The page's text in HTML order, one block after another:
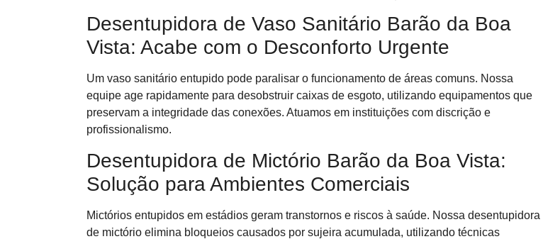
Desentupidora de Vaso Sanitário Barão da Boa
Vista: Acabe com o Desconforto Urgente
Um vaso sanitário entupido pode paralisar o funcionamento de áreas comuns. Nossa
equipe age rapidamente para desobstruir caixas de esgoto, utilizando equipamentos que
preservam a integridade das conexões. Atuamos em instituições com discrição e
profissionalismo.
Desentupidora de Mictório Barão da Boa Vista:
Solução para Ambientes Comerciais
Mictórios entupidos em estádios geram transtornos e riscos à saúde. Nossa desentupidora
de mictório elimina bloqueios causados por sujeira acumulada, utilizando técnicas